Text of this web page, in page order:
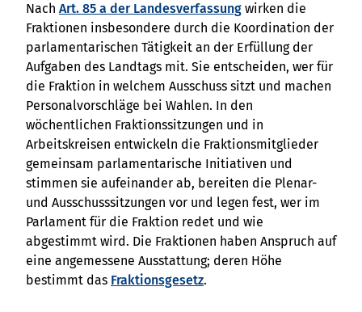
Nach Art. 85 a der Landesverfassung wirken die
Fraktionen insbesondere durch die Koordination der
parlamentarischen Tätigkeit an der Erfüllung der
Aufgaben des Landtags mit. Sie entscheiden, wer für
die Fraktion in welchem Ausschuss sitzt und machen
Personalvorschläge bei Wahlen. In den
wöchentlichen Fraktionssitzungen und in
Arbeitskreisen entwickeln die Fraktionsmitglieder
gemeinsam parlamentarische Initiativen und
stimmen sie aufeinander ab, bereiten die Plenar-
und Ausschusssitzungen vor und legen fest, wer im
Parlament für die Fraktion redet und wie
abgestimmt wird. Die Fraktionen haben Anspruch auf
eine angemessene Ausstattung; deren Höhe
bestimmt das Fraktionsgesetz.